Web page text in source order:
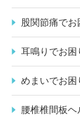
股関節痛で
耳鳴りでお困
めまいでお困
腰椎椎間板